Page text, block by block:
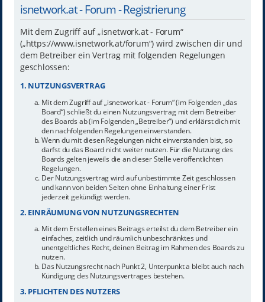
isnetwork.at - Forum - Registrierung
Mit dem Zugriff auf „isnetwork.at - Forum“
(„https://www.isnetwork.at/forum“) wird zwischen dir und
dem Betreiber ein Vertrag mit folgenden Regelungen
geschlossen:
1. NUTZUNGSVERTRAG
Mit dem Zugriff auf „isnetwork.at - Forum“ (im Folgenden „das
Board“) schließt du einen Nutzungsvertrag mit dem Betreiber
des Boards ab (im Folgenden „Betreiber“) und erklärst dich mit
den nachfolgenden Regelungen einverstanden.
Wenn du mit diesen Regelungen nicht einverstanden bist, so
darfst du das Board nicht weiter nutzen. Für die Nutzung des
Boards gelten jeweils die an dieser Stelle veröffentlichten
Regelungen.
Der Nutzungsvertrag wird auf unbestimmte Zeit geschlossen
und kann von beiden Seiten ohne Einhaltung einer Frist
jederzeit gekündigt werden.
2. EINRÄUMUNG VON NUTZUNGSRECHTEN
Mit dem Erstellen eines Beitrags erteilst du dem Betreiber ein
einfaches, zeitlich und räumlich unbeschränktes und
unentgeltliches Recht, deinen Beitrag im Rahmen des Boards zu
nutzen.
Das Nutzungsrecht nach Punkt 2, Unterpunkt a bleibt auch nach
Kündigung des Nutzungsvertrages bestehen.
3. PFLICHTEN DES NUTZERS